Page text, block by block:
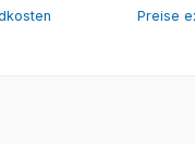
Preise